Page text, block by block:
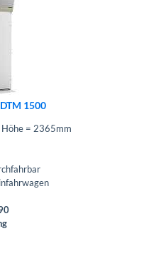
1500
= 2365mm